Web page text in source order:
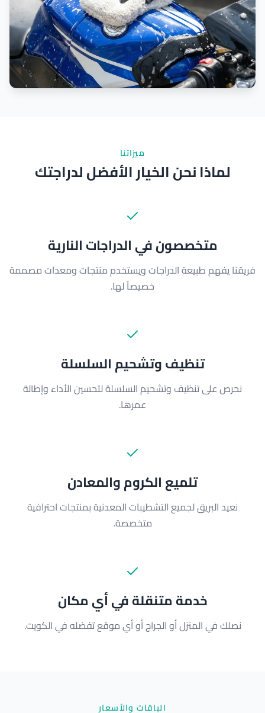
ميزاتنا
لماذا نحن الخيار الأفضل لدراجتك
متخصصون في الدراجات النارية
فريقنا يفهم طبيعة الدراجات ويستخدم منتجات ومعدات مصممة
خصيصاً لها.
تنظيف وتشحيم السلسلة
نحرص على تنظيف وتشحيم السلسلة لتحسين الأداء وإطالة
عمرها.
تلميع الكروم والمعادن
نعيد البريق لجميع التشطيبات المعدنية بمنتجات احترافية
متخصصة.
خدمة متنقلة في أي مكان
نصلك في المنزل أو الجراج أو أي موقع تفضله في الكويت.
الباقات والأسعار